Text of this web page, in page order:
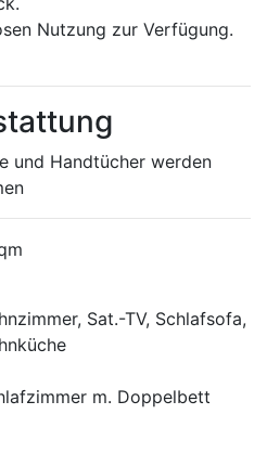
Nutzung zur Verfügung.
und Handtücher werden
Sat.-TV, Schlafsofa,
m. Doppelbett